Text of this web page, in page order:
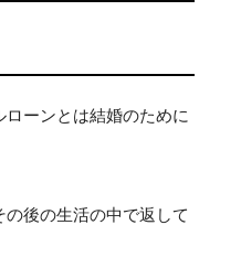
ーンとは結婚のために
後の生活の中で返して